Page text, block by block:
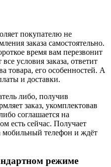
покупателю не
заказа самостоятельно.
время вам перезвонит
условия заказа, ответит
товара, его особенностей. А
и доставки.
либо, получив
заказ, укомплектовав
соглашается на
есть сейчас. Получает
мобильный телефон и ждёт
режиме